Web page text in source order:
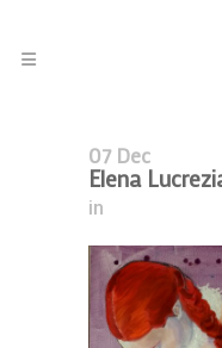
07 Dec
Elena
in